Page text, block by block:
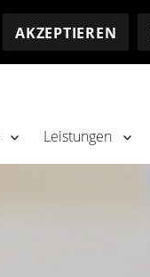
Leistungen
AKZEPTIEREN